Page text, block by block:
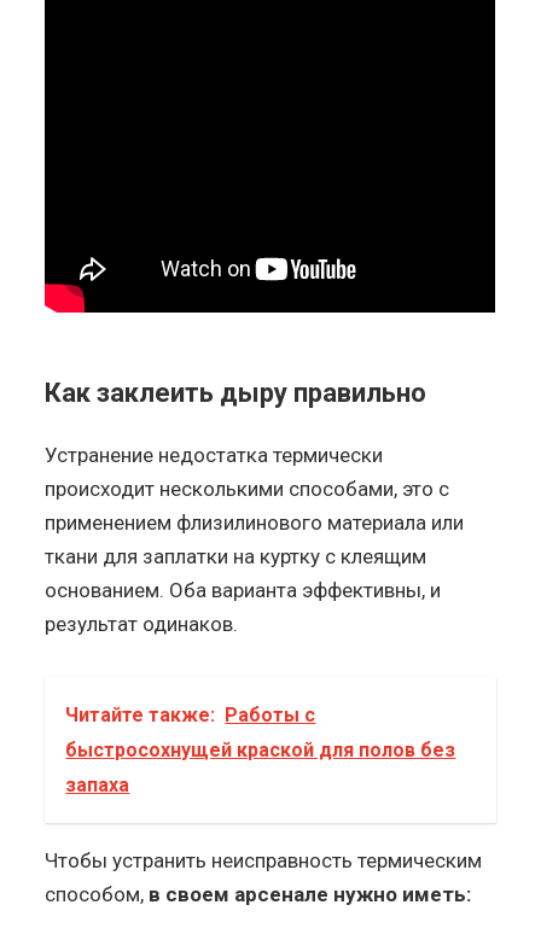
Как заклеить дыру правильно
Устранение недостатка термически
происходит несколькими способами, это с
применением флизилинового материала или
ткани для заплатки на куртку с клеящим
основанием. Оба варианта эффективны, и
результат одинаков.
Читайте также: Работы с
быстросохнущей краской для полов без
запаха
Чтобы устранить неисправность термическим
способом, в своем арсенале нужно иметь: